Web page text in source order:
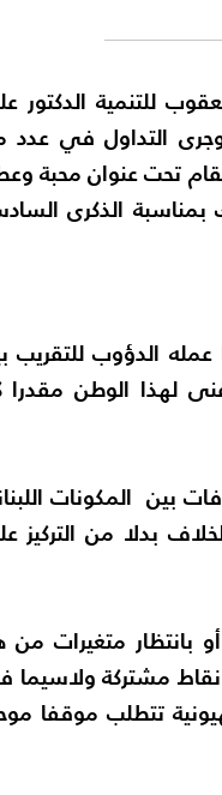
للتنمية الدكتور
التداول في عدد
تحت عنوان محبة
الذكرى
الدؤوب للتقريب
لهذا الوطن
بين المكونات
بدلا من التركيز
متغيرات من
مشتركة ولاسيما
تتطلب موقفا